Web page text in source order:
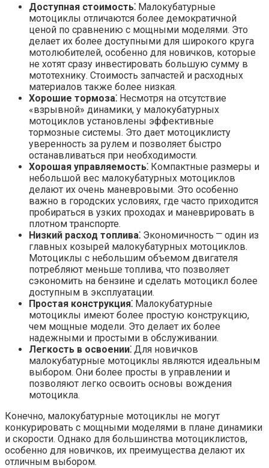
Доступная стоимость⁚ Малокубатурные
мотоциклы отличаются более демократичной
ценой по сравнению с мощными моделями.​ Это
делает их более доступными для широкого круга
мотолюбителей, особенно для новичков, которые
не хотят сразу инвестировать большую сумму в
мототехнику.​ Стоимость запчастей и расходных
материалов также более низкая.
Хорошие тормоза⁚ Несмотря на отсутствие
«взрывной» динамики, у малокубатурных
мотоциклов установлены эффективные
тормозные системы.​ Это дает мотоциклисту
уверенность за рулем и позволяет быстро
останавливаться при необходимости.​
Хорошая управляемость⁚ Компактные размеры и
небольшой вес малокубатурных мотоциклов
делают их очень маневровыми. Это особенно
важно в городских условиях, где часто приходится
пробираться в узких проходах и маневрировать в
плотном транспорте.​
Низкий расход топлива⁚ Экономичность ⎻ один из
главных козырей малокубатурных мотоциклов.​
Мотоциклы с небольшим объемом двигателя
потребляют меньше топлива, что позволяет
сэкономить на бензине и сделать мотоцикл более
доступным в эксплуатации.​
Простая конструкция⁚ Малокубатурные
мотоциклы имеют более простую конструкцию,
чем мощные модели.​ Это делает их более
надежными и простыми в обслуживании.​
Легкость в освоении⁚ Для новичков
малокубатурные мотоциклы являются идеальным
выбором.​ Они более просты в управлении и
позволяют легко освоить основы вождения
мотоцикла.​
Конечно, малокубатурные мотоциклы не могут
конкурировать с мощными моделями в плане динамики
и скорости.​ Однако для большинства мотоциклистов,
особенно для новичков, их преимущества делают их
отличным выбором.​